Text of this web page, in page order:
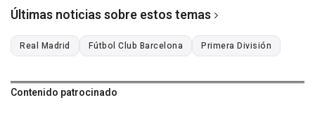
Últimas noticias sobre estos temas
Real Madrid Fútbol Club Barcelona Primera División
Contenido patrocinado